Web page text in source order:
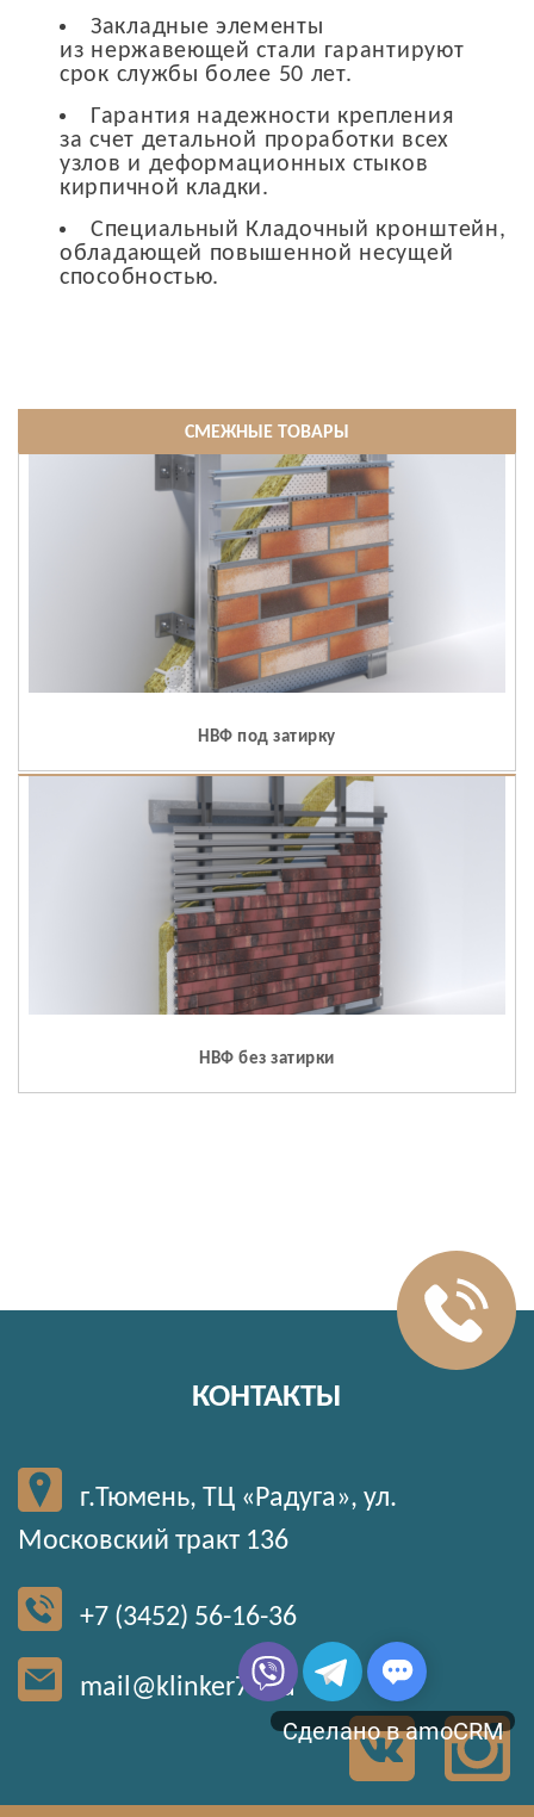
Закладные элементы
из нержавеющей стали гарантируют
срок службы более 50 лет.
Гарантия надежности крепления
за счет детальной проработки всех
узлов и деформационных стыков
кирпичной кладки.
Специальный Кладочный кронштейн,
обладающей повышенной несущей
способностью.
СМЕЖНЫЕ ТОВАРЫ
НВФ под затирку
НВФ без затирки
КОНТАКТЫ
г.Тюмень, ТЦ «Радуга», ул.
Московский тракт 136
+7 (3452) 56-16-36
mail@klinker72.ru
Сделано в amoCRM